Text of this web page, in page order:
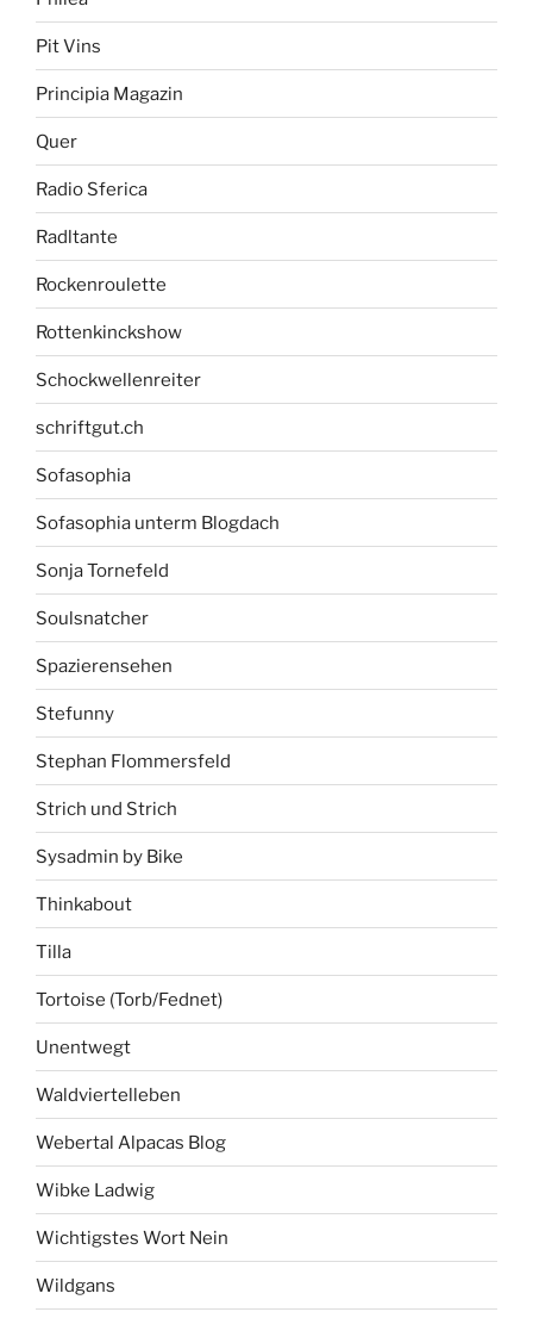
Pit Vins
Principia Magazin
Quer
Radio Sferica
Radltante
Rockenroulette
Rottenkinckshow
Schockwellenreiter
schriftgut.ch
Sofasophia
Sofasophia unterm Blogdach
Sonja Tornefeld
Soulsnatcher
Spazierensehen
Stefunny
Stephan Flommersfeld
Strich und Strich
Sysadmin by Bike
Thinkabout
Tilla
Tortoise (Torb/Fednet)
Unentwegt
Waldviertelleben
Webertal Alpacas Blog
Wibke Ladwig
Wichtigstes Wort Nein
Wildgans